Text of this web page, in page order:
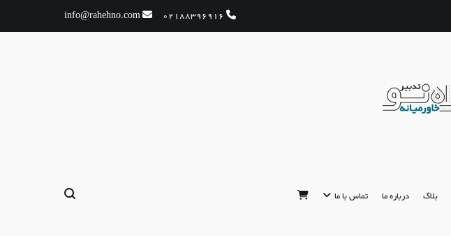
02188396916
info@rahehno.com
بلاگ درباره ما تماس با ما